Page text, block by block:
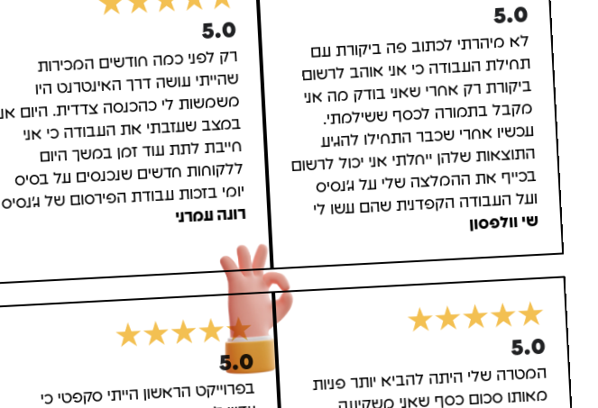
5.0
לא מיהרתי לכתוב פה ביקורת עם
תחילת העבודה כי אני אוהב לרשום
ביקורת רק אחרי שאני בודק מה אני
מקבל בתמורה לכסף ששילמתי.
עכשיו אחרי שכבר התחילו להגיע
התוצאות שלהן ייחלתי אני יכול לרשום
בכייף את ההמלצה שלי על ג'נסיס
ועל העבודה הקפדנית שהם עשו לי
שי וולפסון
5.0
רק לפני כמה חודשים המכירות
שהייתי עושה דרך האינטרנט היו
משמשות לי כהכנסה צדדית. היום אני
במצב שעזבתי את העבודה כי אני
חייבת לתת עוד זמן במשך היום
ללקוחות חדשים שנכנסים על בסיס
יומי בזכות עבודת הפירסום של ג'נסיס
רונה עמרני
5.0
המטרה שלי היתה להביא יותר פניות
מאותו סכום כסף שאני משקיעה,
התחלתי לבדוק אופציות אחרות
לחברה שכבר עבדתי איתה וג'נסיס
היו אלה שעשו את הרושם הטוב
5.0
בפרוייקט הראשון הייתי סקפטי כי
עדיין לא הכרתי את היכולות ואת
הכישרון של האנשים בחברה.
בפרוייקט השני כבר הבנתי עם מי אני
עובד ולאן הם יכולים לקחת את